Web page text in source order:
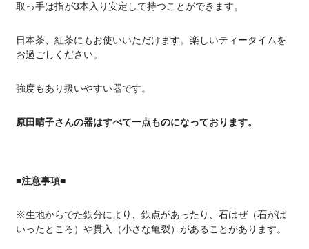
取っ手は指が3本入り安定して持つことができます。
日本茶、紅茶にもお使いいただけます。楽しいティータイムを
お過ごしください。
強度もあり扱いやすい器です。
原田晴子さんの器はすべて一点ものになっております。
■注意事項■
※生地からでた鉄分により、鉄点があったり、石はぜ（石がは
いったところ）や貫入（小さな亀裂）があることがあります。